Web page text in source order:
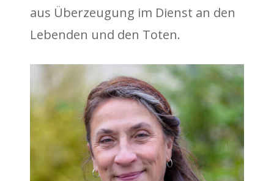
aus Überzeugung im Dienst an den
Lebenden und den Toten.